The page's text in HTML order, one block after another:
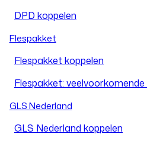
DPD koppelen
Flespakket
Flespakket koppelen
Flespakket:
GLS Nederland
GLS Nederland koppelen